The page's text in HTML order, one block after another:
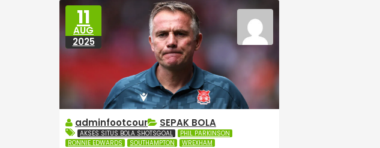
11
AUG
2025
adminfootcour SEPAK BOLA
AKSES SITUS BOLA SHOTSGOAL
PHIL PARKINSON
RONNIE EDWARDS
SOUTHAMPTON WREXHAM